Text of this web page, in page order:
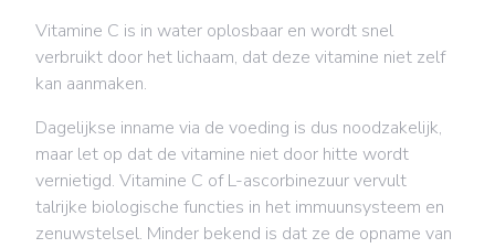
Vitamine C is in water oplosbaar en wordt snel
verbruikt door het lichaam, dat deze vitamine niet zelf
kan aanmaken.
Dagelijkse inname via de voeding is dus noodzakelijk,
maar let op dat de vitamine niet door hitte wordt
vernietigd. Vitamine C of L-ascorbinezuur vervult
talrijke biologische functies in het immuunsysteem en
zenuwstelsel. Minder bekend is dat ze de opname van